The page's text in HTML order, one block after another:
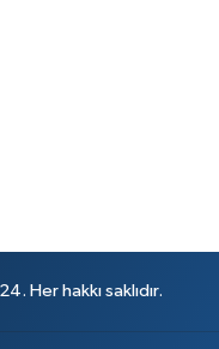
Her hakkı saklıdır.